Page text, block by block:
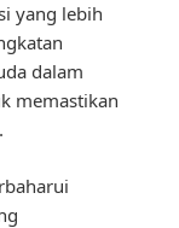
yang lebih
dalam
memastikan